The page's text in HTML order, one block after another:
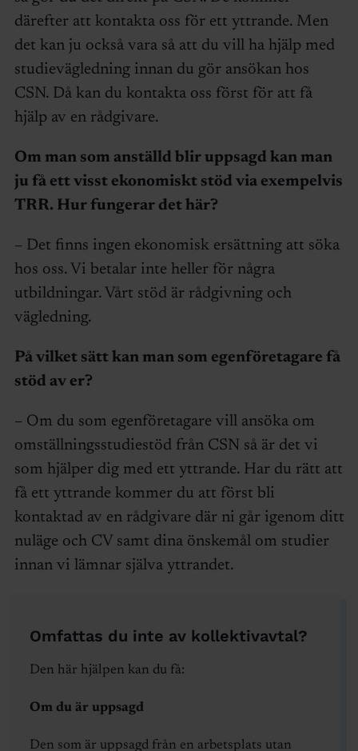
därefter att kontakta oss för ett yttrande. Men
det kan ju också vara så att du vill ha hjälp med
studievägledning innan du gör ansökan hos
CSN. Då kan du kontakta oss först för att få
hjälp av en rådgivare.
Om man som anställd blir uppsagd kan man
ju få ett visst ekonomiskt stöd via exempelvis
TRR. Hur fungerar det här?
– Det finns ingen ekonomisk ersättning att söka
hos oss. Vi betalar inte heller för några
utbildningar. Vårt stöd är rådgivning och
vägledning.
På vilket sätt kan man som egenföretagare få
stöd av er?
– Om du som egenföretagare vill ansöka om
omställningsstudiestöd från CSN så är det vi
som hjälper dig med ett yttrande. Har du rätt att
få ett yttrande kommer du att först bli
kontaktad av en rådgivare där ni går igenom ditt
nuläge och CV samt dina önskemål om studier
innan vi lämnar själva yttrandet.
Omfattas du inte av kollektivavtal?
Den här hjälpen kan du få:
Om du är uppsagd
Den som är uppsagd från en arbetsplats utan